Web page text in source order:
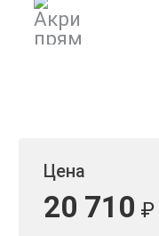
Цена
20 710 ₽